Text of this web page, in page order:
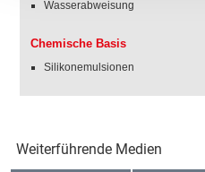
Wasserabweisung
Chemische Basis
Silikonemulsionen
Weiterführende Medien